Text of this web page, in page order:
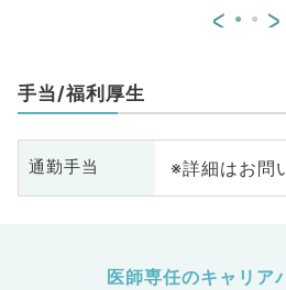
< >
手当/福利厚生
通勤手当 ※詳細はお問
医師専任のキャリア